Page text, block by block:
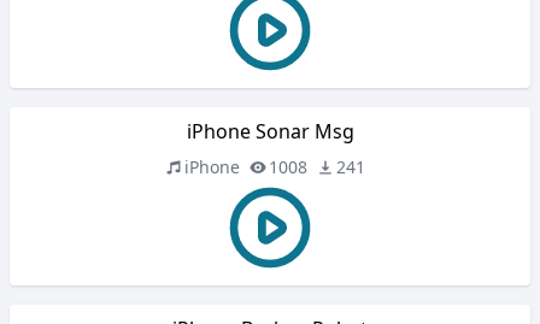
iPhone Sonar Msg
iPhone 1008 241